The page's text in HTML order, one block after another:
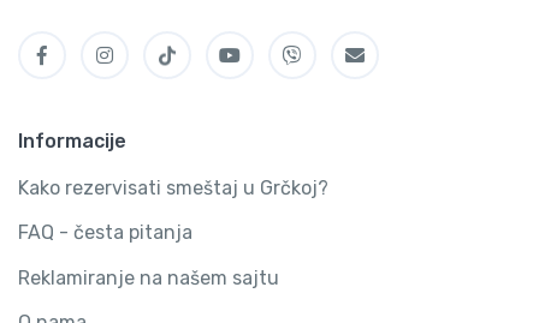
Informacije
Kako rezervisati smeštaj u Grčkoj?
FAQ - česta pitanja
Reklamiranje na našem sajtu